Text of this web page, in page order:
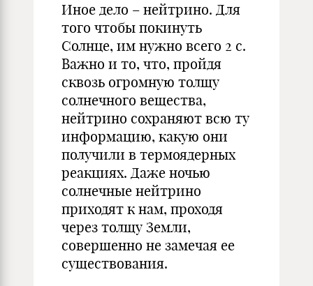
Иное дело – нейтрино. Для
того чтобы покинуть
Солнце, им нужно всего 2 с.
Важно и то, что, пройдя
сквозь огромную толщу
солнечного вещества,
нейтрино сохраняют всю ту
информацию, какую они
получили в термоядерных
реакциях. Даже ночью
солнечные нейтрино
приходят к нам, проходя
через толщу Земли,
совершенно не замечая ее
существования.